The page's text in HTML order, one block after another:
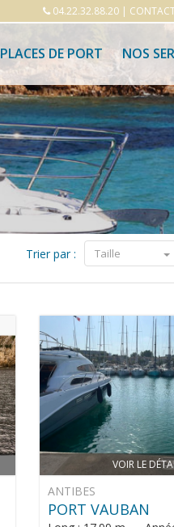
04.22.32.88.20|
PLACES DE PORT NOS
Trier par : Taille
VOIR LE
ANTIBES
PORT VAUBAN